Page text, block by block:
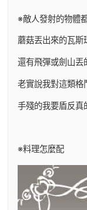
※敵人發射的物體
蘑菇丟出來的瓦斯
還有飛彈或劍山丟
老實說我對這類格
手殘的我要盾反真
※料理怎麼配